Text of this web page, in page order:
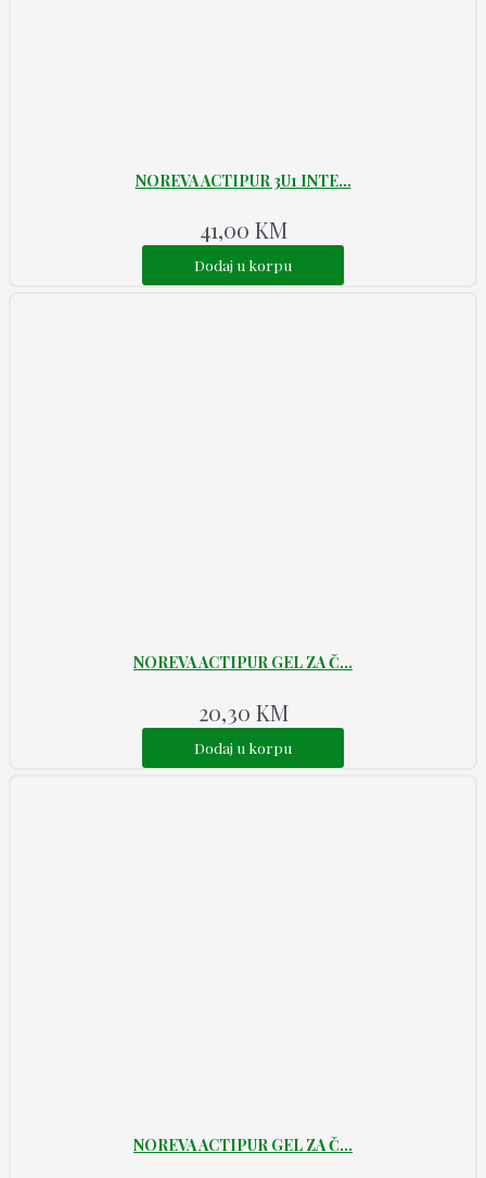
NOREVA ACTIPUR 3U1 INTE...
41,00 KM
Dodaj u korpu
NOREVA ACTIPUR GEL ZA Č...
20,30 KM
Dodaj u korpu
NOREVA ACTIPUR GEL ZA Č...